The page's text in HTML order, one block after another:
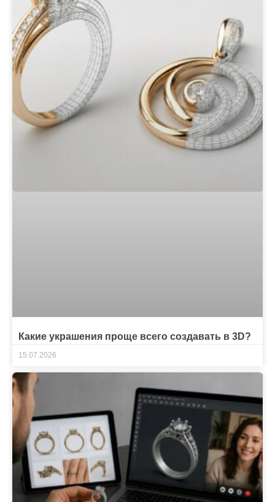
Какие украшения проще всего создавать в 3D?
15.07.2026